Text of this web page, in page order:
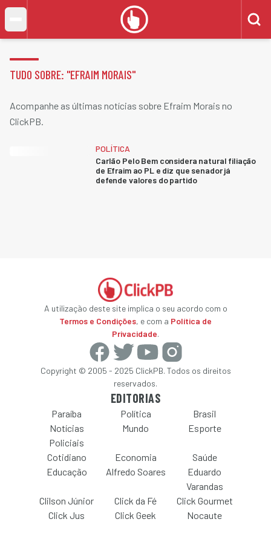
TUDO SOBRE: "EFRAIM MORAIS"
Acompanhe as últimas notícias sobre Efraim Morais no
ClickPB.
POLÍTICA
Carlão Pelo Bem considera natural filiação
de Efraim ao PL e diz que senador já
defende valores do partido
A utilização deste site implica o seu acordo com o
Termos e Condições, e com a Política de
Privacidade.
Copyright © 2005 - 2025 ClickPB. Todos os direitos
reservados.
EDITORIAS
Paraíba Política
Brasil
Notícias
Policiais
Mundo Esporte
Cotidiano Economia
Saúde
Educação
Alfredo Soares
Eduardo
Varandas
Clilson Júnior
Click da Fé
Click Gourmet
Click Jus
Click Geek Nocaute